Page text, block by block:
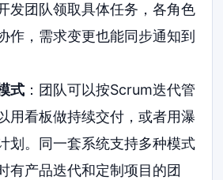
发团队领取具体任务，各角色
作，需求变更也能同步通知到
式：团队可以按Scrum迭代管
用看板做持续交付，或者用瀑
划。同一套系统支持多种模式
有产品迭代和定制项目的团